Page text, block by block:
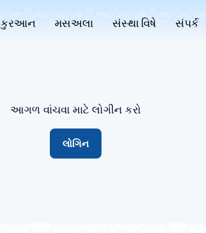
કુરઆન મસઅલા સંસ્થા વિષે સંપર્ક
આગળ વાંચવા માટે લોગીન કરો
લોગિન